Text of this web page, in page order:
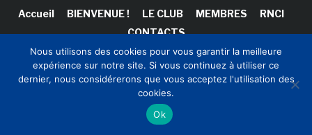
Accueil BIENVENUE ! LE CLUB MEMBRES
RNCI
CONTACTS
Copyright © 2026 Club Innovation & Culture CLIC France /
Sinapses Conseils
Nous utilisons des cookies pour vous garantir la meilleure
expérience sur notre site. Si vous continuez à utiliser ce
dernier, nous considérerons que vous acceptez l'utilisation des
cookies.
Ok